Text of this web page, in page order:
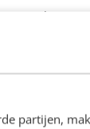
partijen,
was het